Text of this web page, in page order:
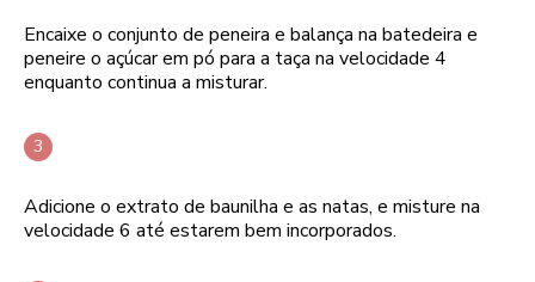
Encaixe o conjunto de peneira e balança na batedeira e
peneire o açúcar em pó para a taça na velocidade 4
enquanto continua a misturar.
Adicione o extrato de baunilha e as natas, e misture na
velocidade 6 até estarem bem incorporados.